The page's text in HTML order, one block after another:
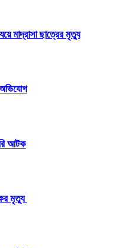
মাদ্রাসা ছাত্রের মৃত্যু
আটক
মৃত্যু